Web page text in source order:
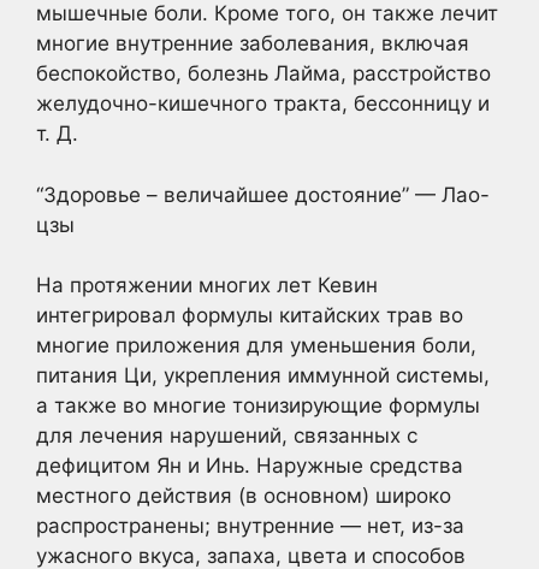
мышечные боли. Кроме того, он также лечит
многие внутренние заболевания, включая
беспокойство, болезнь Лайма, расстройство
желудочно-кишечного тракта, бессонницу и
т. Д.
“Здоровье – величайшее достояние” — Лао-
цзы
На протяжении многих лет Кевин
интегрировал формулы китайских трав во
многие приложения для уменьшения боли,
питания Ци, укрепления иммунной системы,
а также во многие тонизирующие формулы
для лечения нарушений, связанных с
дефицитом Ян и Инь. Наружные средства
местного действия (в основном) широко
распространены; внутренние — нет, из-за
ужасного вкуса, запаха, цвета и способов